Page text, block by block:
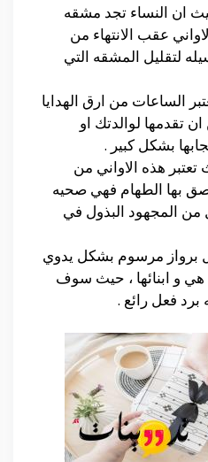
ان النساء تجد مشقه
عقب الانتهاء من
لتقليل المشقه التي
الساعات من ارق الهدايا
تقدمها لوالدتك او
بشكل كبير .
هذه الاواني من
بها الطهام فهي صحيه
المجهود البذول في
برواز مرسوم بشكل يدوي
هي و ابنائها ، حيث سوف
فعل رائع .